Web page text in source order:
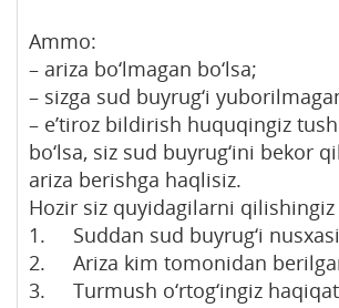
Ammo:
– ariza bo‘lmagan bo‘lsa;
– sizga sud buyrug‘i
– e’tiroz bildirish huquqingiz
bo‘lsa, siz sud buyrug‘ini bekor
ariza berishga haqlisiz.
Hozir siz quyidagilarni qilishingiz
1. Suddan sud buyrug‘i
2. Ariza kim tomonidan
3. Turmush o‘rtog‘ingiz